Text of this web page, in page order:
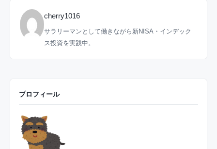
cherry1016
サラリーマンとして働きながら新NISA・インデック
ス投資を実践中。
プロフィール